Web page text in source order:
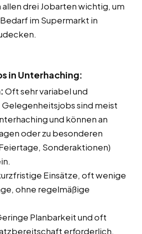
drei Jobarten wichtig, um
im Supermarkt in
in Unterhaching:
Oft sehr variabel und
sind meist
und können an
oder zu besonderen
Sonderaktionen)
Einsätze, oft wenige
ohne regelmäßige
Planbarkeit und oft
erforderlich.